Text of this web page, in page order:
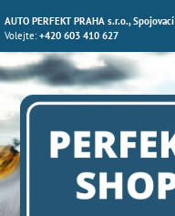
AUTO PERFEKT PRAHA s.r.o.,
Volejte:+420 603 410 627